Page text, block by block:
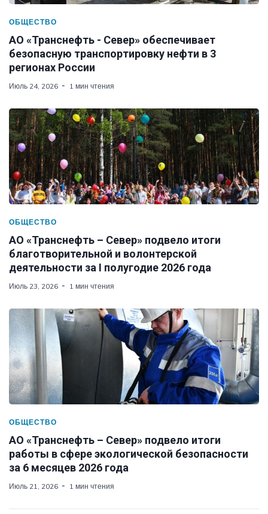
ОБЩЕСТВО
АО «Транснефть - Север» обеспечивает
безопасную транспортировку нефти в 3
регионах России
Июль 24, 2026 1 мин чтения
ОБЩЕСТВО
АО «Транснефть – Север» подвело итоги
благотворительной и волонтерской
деятельности за I полугодие 2026 года
Июль 23, 2026 1 мин чтения
ОБЩЕСТВО
АО «Транснефть – Север» подвело итоги
работы в сфере экологической безопасности
за 6 месяцев 2026 года
Июль 21, 2026 1 мин чтения